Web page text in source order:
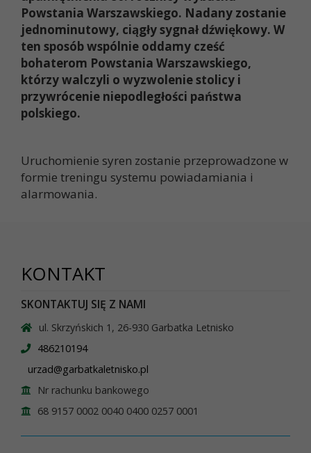
Powstania Warszawskiego. Nadany zostanie
jednominutowy, ciągły sygnał dźwiękowy. W
ten sposób wspólnie oddamy cześć
bohaterom Powstania Warszawskiego,
którzy walczyli o wyzwolenie stolicy i
przywrócenie niepodległości państwa
polskiego.
Uruchomienie syren zostanie przeprowadzone w
formie treningu systemu powiadamiania i
alarmowania.
KONTAKT
SKONTAKTUJ SIĘ Z NAMI
ul. Skrzyńskich 1, 26-930 Garbatka Letnisko
486210194
urzad@garbatkaletnisko.pl
Nr rachunku bankowego
68 9157 0002 0040 0400 0257 0001